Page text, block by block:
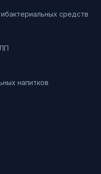
средств
напитков